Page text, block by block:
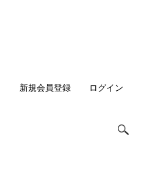
新規会員登録 ログイン